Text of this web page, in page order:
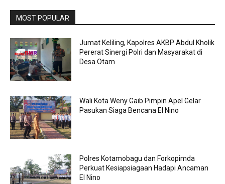
MOST POPULAR
Jumat Keliling, Kapolres AKBP Abdul Kholik
Pererat Sinergi Polri dan Masyarakat di
Desa Otam
Wali Kota Weny Gaib Pimpin Apel Gelar
Pasukan Siaga Bencana El Nino
Polres Kotamobagu dan Forkopimda
Perkuat Kesiapsiagaan Hadapi Ancaman
El Nino